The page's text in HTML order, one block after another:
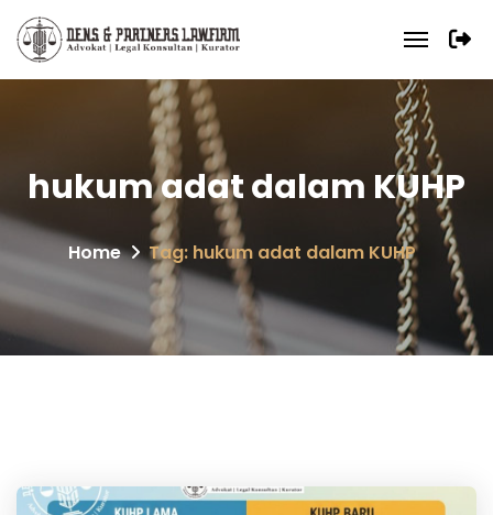
hukum adat dalam KUHP
Home Tag: hukum adat dalam KUHP